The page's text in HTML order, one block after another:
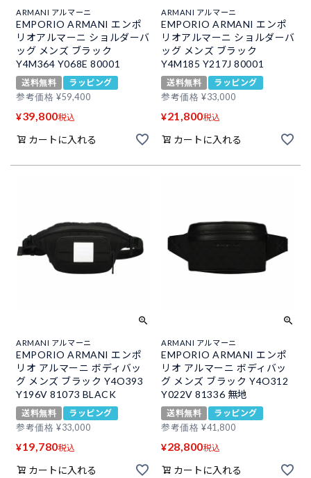
ARMANI アルマーニ
EMPORIO ARMANI エンポ
リオアルマーニ ショルダーバ
ッグ メンズ ブラック
Y4M364 Y068E 80001
送料無料
ラッピング
参考価格 ¥59,400
¥39,800税込
カートに入れる
ARMANI アルマーニ
EMPORIO ARMANI エンポ
リオアルマーニ ショルダーバ
ッグ メンズ ブラック
Y4M185 Y217J 80001
送料無料
ラッピング
参考価格 ¥33,000
¥21,800税込
カートに入れる
ARMANI アルマーニ
EMPORIO ARMANI エンポ
リオ アルマーニ ボディバッ
グ メンズ ブラック Y4O393
Y196V 81073 BLACK
送料無料
ラッピング
参考価格 ¥33,000
¥19,780税込
カートに入れる
ARMANI アルマーニ
EMPORIO ARMANI エンポ
リオ アルマーニ ボディバッ
グ メンズ ブラック Y4O312
Y022V 81336 無地
送料無料
ラッピング
参考価格 ¥41,800
¥28,800税込
カートに入れる